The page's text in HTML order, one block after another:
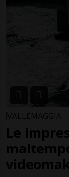
VALLEMAGGIA
Le